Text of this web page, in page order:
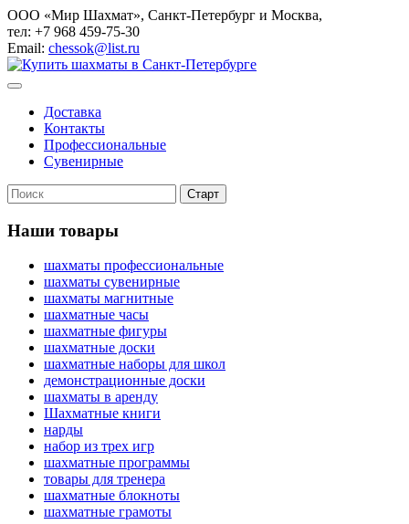
ООО «Мир Шахмат», Санкт-Петербург и Москва,
тел: +7 968 459-75-30
Email: chessok@list.ru
Доставка
Контакты
Профессиональные
Сувенирные
Наши товары
шахматы профессиональные
шахматы сувенирные
шахматы магнитные
шахматные часы
шахматные фигуры
шахматные доски
шахматные наборы для школ
демонстрационные доски
шахматы в аренду
Шахматные книги
нарды
набор из трех игр
шахматные программы
товары для тренера
шахматные блокноты
шахматные грамоты